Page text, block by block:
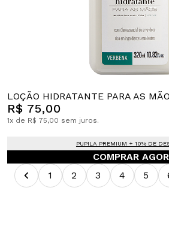
LOÇÃO HIDRATANTE PARA AS
R$ 75,00
1x de R$ 75,00 sem juros.
PUPILA PREMIUM + 10% DE
COMPRAR
1
2 3 4 5